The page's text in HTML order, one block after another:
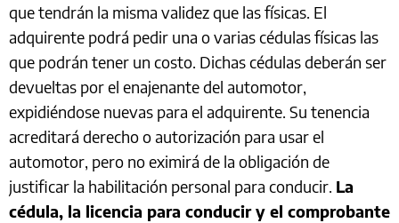
que tendrán la misma validez que las físicas. El
adquirente podrá pedir una o varias cédulas físicas las
que podrán tener un costo. Dichas cédulas deberán ser
devueltas por el enajenante del automotor,
expidiéndose nuevas para el adquirente. Su tenencia
acreditará derecho o autorización para usar el
automotor, pero no eximirá de la obligación de
justificar la habilitación personal para conducir. La
cédula, la licencia para conducir y el comprobante